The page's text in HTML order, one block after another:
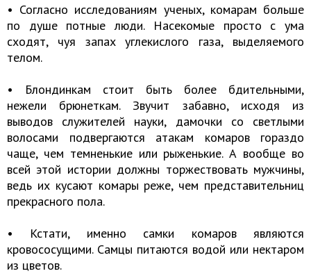
• Согласно исследованиям ученых, комарам больше
по душе потные люди. Насекомые просто с ума
сходят, чуя запах углекислого газа, выделяемого
телом.
• Блондинкам стоит быть более бдительными,
нежели брюнеткам. Звучит забавно, исходя из
выводов служителей науки, дамочки со светлыми
волосами подвергаются атакам комаров гораздо
чаще, чем темненькие или рыженькие. А вообще во
всей этой истории должны торжествовать мужчины,
ведь их кусают комары реже, чем представительниц
прекрасного пола.
• Кстати, именно самки комаров являются
кровососущими. Самцы питаются водой или нектаром
из цветов.